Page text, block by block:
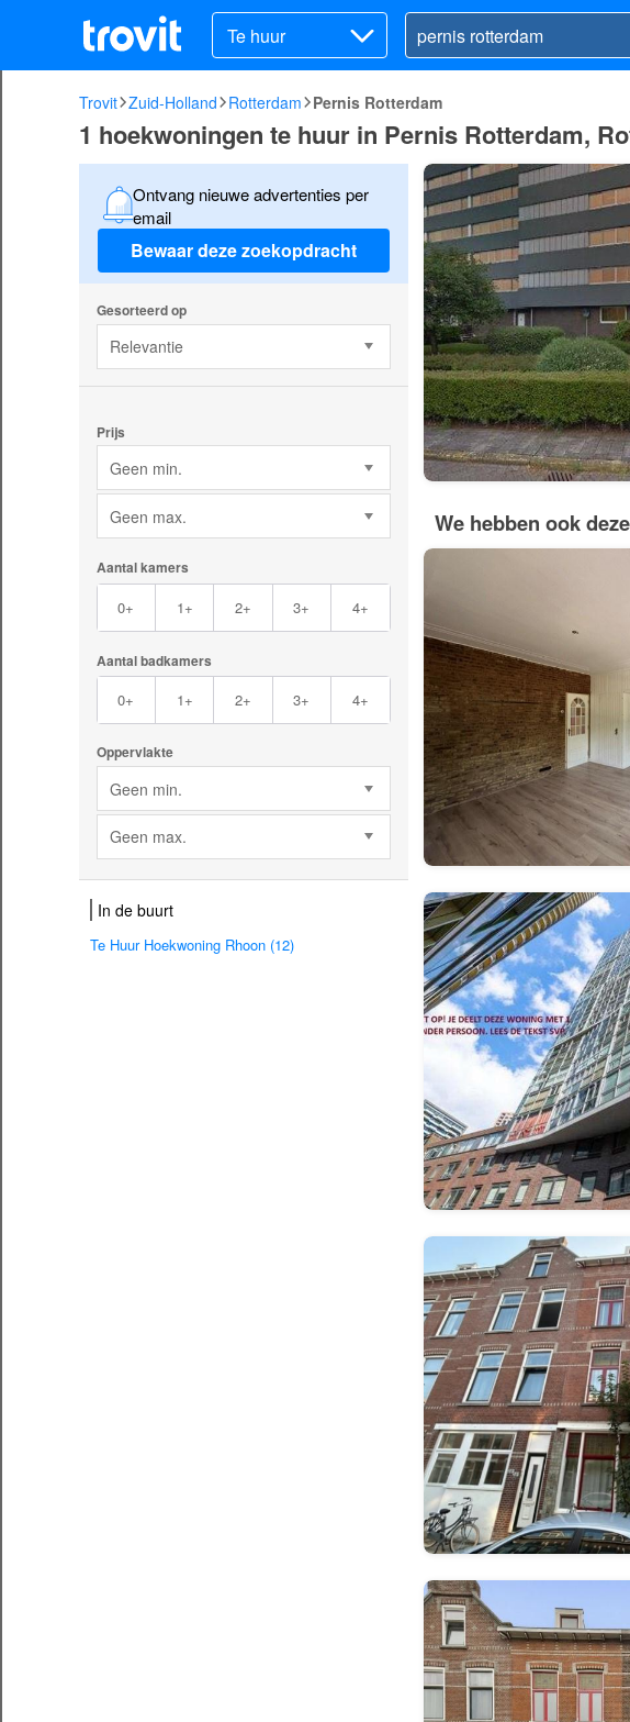
Te huur
Trovit Zuid-Holland Rotterdam Pernis Rotterdam
1 hoekwoningen te huur in Pernis Rotterdam,
Ontvang nieuwe advertenties per
email
Bewaar deze zoekopdracht
Gesorteerd op
Relevantie
Prijs
Geen min.
Geen max.
Aantal kamers
0+ 1+ 2+ 3+ 4+
Aantal badkamers
0+ 1+ 2+ 3+ 4+
Oppervlakte
Geen min.
Geen max.
In de buurt
Te Huur Hoekwoning Rhoon (12)
We hebben ook